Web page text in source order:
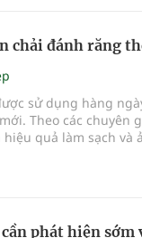
chải đánh răng
sử dụng hàng
Theo các chuyên
quả làm sạch và
phát hiện sớm